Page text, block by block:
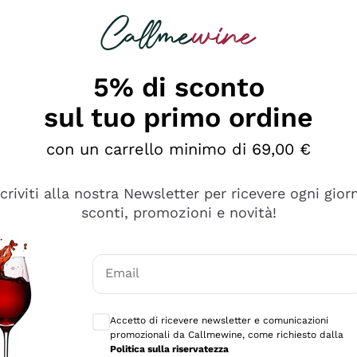
è male ma secondo me ci sono alternative che
5% di sconto
sul tuo primo ordine
con un carrello minimo di 69,00 €
alla nostra Newsletter per ricevere ogni
sconti, promozioni e novità!
Email
Accetto di ricevere newsletter e comunicazioni
promozionali da Callmewine, come richiesto dalla
Politica sulla riservatezza